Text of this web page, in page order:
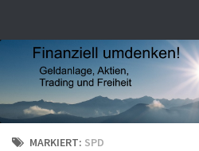
MARKIERT: SPD